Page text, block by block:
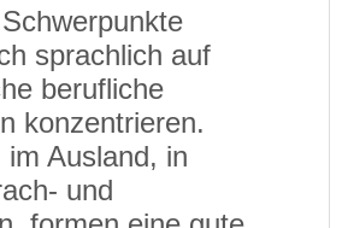
sprachlich auf
berufliche
konzentrieren.
im Ausland, in
und